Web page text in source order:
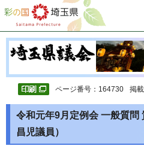
彩の国 埼玉県
ページ番号：164730 掲
令和元年9月定例会 一般質問
昌児議員）